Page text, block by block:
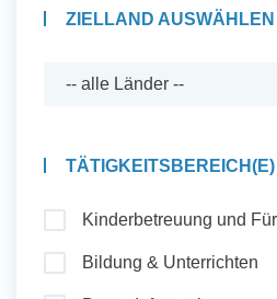
ZIELLAND AUSWÄHLEN
Kinderbetreuung und
Bildung & Unterrichten